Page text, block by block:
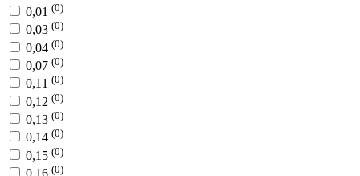
0,01 (0)
0,03 (0)
0,04 (0)
0,07 (0)
0,11 (0)
0,12 (0)
0,13 (0)
0,14 (0)
0,15 (0)
0,16 (0)